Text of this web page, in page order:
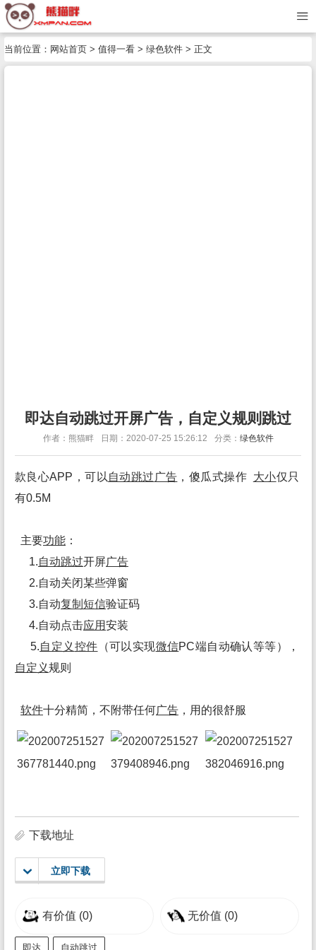
当前位置： 网站首页 > 值得一看 > 绿色软件 > 正文
即达自动跳过开屏广告，自定义规则跳过
作者：熊猫畔 日期：2020-07-25 15:26:12 分类： 绿色软件
款良心APP，可以 自动跳过 广告 ，傻瓜式操作 大小仅只
有0.5M
主要功能 ：
1.自动跳过开屏广告
2.自动关闭某些弹窗
3.自动复制 短信验证码
4.自动点击应用安装
5.自定义 控件 （可以实现微信PC端自动确认等等），
自定义规则
软件十分精简，不附带任何广告 ，用的很舒服
下载地址
立即下载
有价值 (0) 无价值 (0)
即达 自动跳过